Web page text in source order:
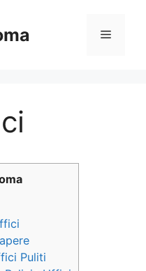
Menu
Puliti